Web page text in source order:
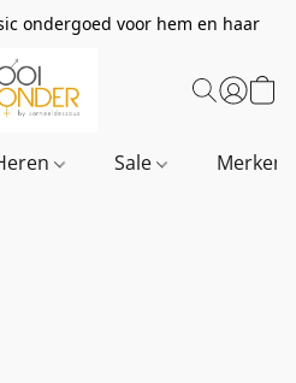
ondergoed voor hem en haar
Sale Merken